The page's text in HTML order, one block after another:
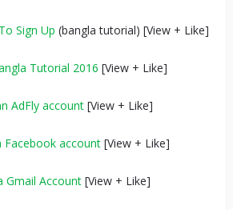
Sign Up (bangla tutorial) [View + Like]
Tutorial 2016 [View + Like]
AdFly account[View + Like]
account[View + Like]
Gmail Account[View + Like]